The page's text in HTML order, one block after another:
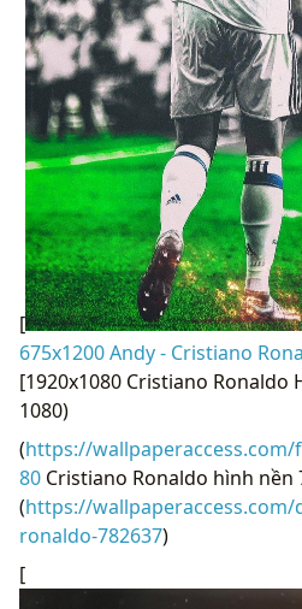
[
675x1200 Andy - Cristiano
[1920x1080 Cristiano Ronaldo
1080)
(https://wallpaperaccess.com/
80 Cristiano Ronaldo hình nền
(https://
ronaldo-782637)
[